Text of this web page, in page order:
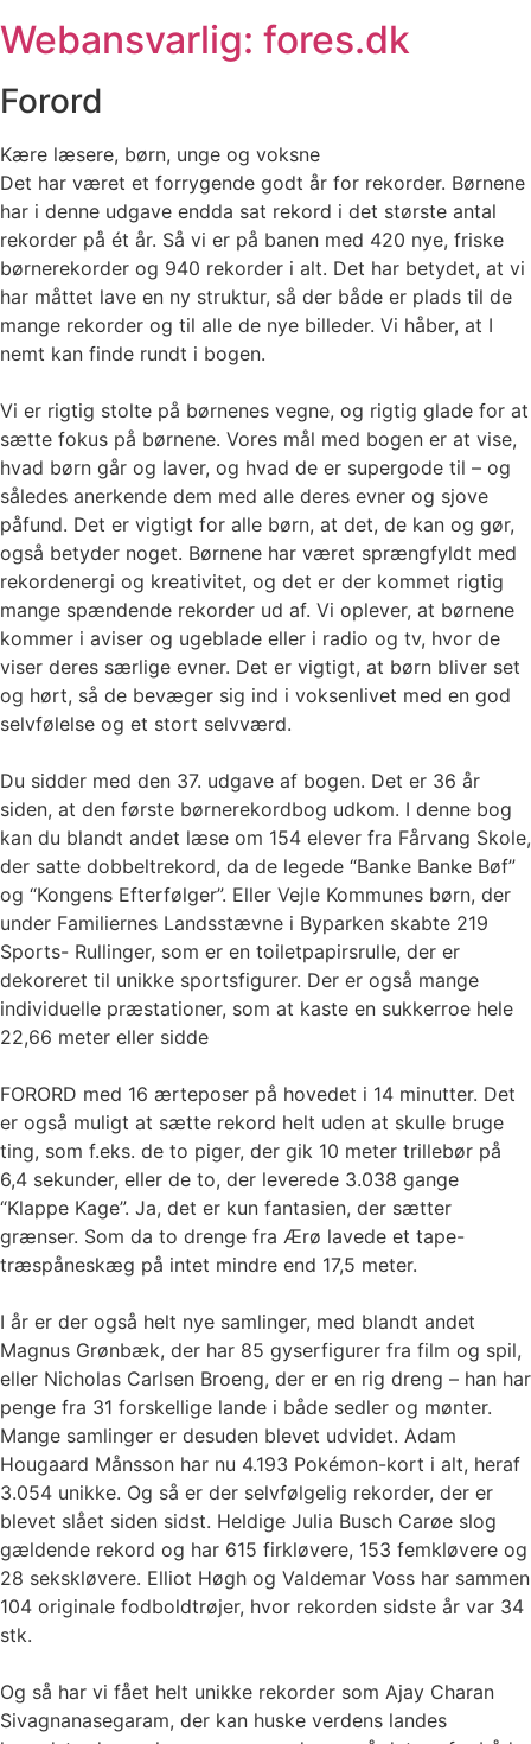
Webansvarlig: fores.dk
Forord
Kære læsere, børn, unge og voksne
Det har været et forrygende godt år for rekorder. Børnene
har i denne udgave endda sat rekord i det største antal
rekorder på ét år. Så vi er på banen med 420 nye, friske
børnerekorder og 940 rekorder i alt. Det har betydet, at vi
har måttet lave en ny struktur, så der både er plads til de
mange rekorder og til alle de nye billeder. Vi håber, at I
nemt kan finde rundt i bogen.
Vi er rigtig stolte på børnenes vegne, og rigtig glade for at
sætte fokus på børnene. Vores mål med bogen er at vise,
hvad børn går og laver, og hvad de er supergode til – og
således anerkende dem med alle deres evner og sjove
påfund. Det er vigtigt for alle børn, at det, de kan og gør,
også betyder noget. Børnene har været sprængfyldt med
rekordenergi og kreativitet, og det er der kommet rigtig
mange spændende rekorder ud af. Vi oplever, at børnene
kommer i aviser og ugeblade eller i radio og tv, hvor de
viser deres særlige evner. Det er vigtigt, at børn bliver set
og hørt, så de bevæger sig ind i voksenlivet med en god
selvfølelse og et stort selvværd.
Du sidder med den 37. udgave af bogen. Det er 36 år
siden, at den første børnerekordbog udkom. I denne bog
kan du blandt andet læse om 154 elever fra Fårvang Skole,
der satte dobbeltrekord, da de legede “Banke Banke Bøf”
og “Kongens Efterfølger”. Eller Vejle Kommunes børn, der
under Familiernes Landsstævne i Byparken skabte 219
Sports- Rullinger, som er en toiletpapirsrulle, der er
dekoreret til unikke sportsfigurer. Der er også mange
individuelle præstationer, som at kaste en sukkerroe hele
22,66 meter eller sidde
FORORD med 16 ærteposer på hovedet i 14 minutter. Det
er også muligt at sætte rekord helt uden at skulle bruge
ting, som f.eks. de to piger, der gik 10 meter trillebør på
6,4 sekunder, eller de to, der leverede 3.038 gange
“Klappe Kage”. Ja, det er kun fantasien, der sætter
grænser. Som da to drenge fra Ærø lavede et tape-
træspåneskæg på intet mindre end 17,5 meter.
I år er der også helt nye samlinger, med blandt andet
Magnus Grønbæk, der har 85 gyserfigurer fra film og spil,
eller Nicholas Carlsen Broeng, der er en rig dreng – han har
penge fra 31 forskellige lande i både sedler og mønter.
Mange samlinger er desuden blevet udvidet. Adam
Hougaard Månsson har nu 4.193 Pokémon-kort i alt, heraf
3.054 unikke. Og så er der selvfølgelig rekorder, der er
blevet slået siden sidst. Heldige Julia Busch Carøe slog
gældende rekord og har 615 firkløvere, 153 femkløvere og
28 sekskløvere. Elliot Høgh og Valdemar Voss har sammen
104 originale fodboldtrøjer, hvor rekorden sidste år var 34
stk.
Og så har vi fået helt unikke rekorder som Ajay Charan
Sivagnanasegaram, der kan huske verdens landes